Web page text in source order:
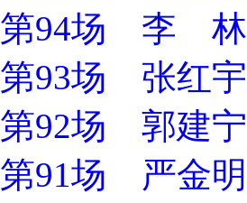
第94场 李 林
第93场 张红宇
第92场 郭建宁
第91场 严金明